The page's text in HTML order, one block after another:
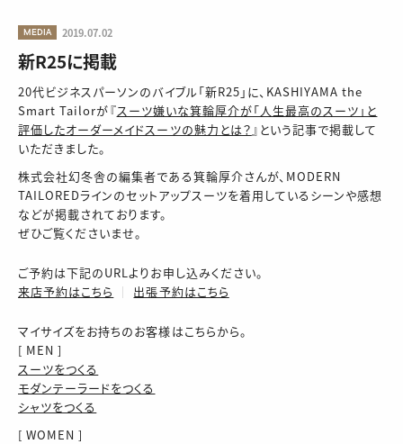
MEDIA 2019.07.02
新R25に掲載
20代ビジネスパーソンのバイブル「新R25」に、KASHIYAMA the
Smart Tailorが『スーツ嫌いな箕輪厚介が「人生最高のスーツ」と
評価したオーダーメイドスーツの魅力とは？ 』という記事で掲載して
いただきました。
株式会社幻冬舎の編集者である箕輪厚介さんが、MODERN
TAILOREDラインのセットアップスーツを着用しているシーンや感想
などが掲載されております。
ぜひご覧くださいませ。
ご予約は下記のURLよりお申し込みください。
来店予約はこちら
│ 出張予約はこちら
マイサイズをお持ちのお客様はこちらから。
[ MEN ]
スーツをつくる
モダンテーラードをつくる
シャツをつくる
[ WOMEN ]